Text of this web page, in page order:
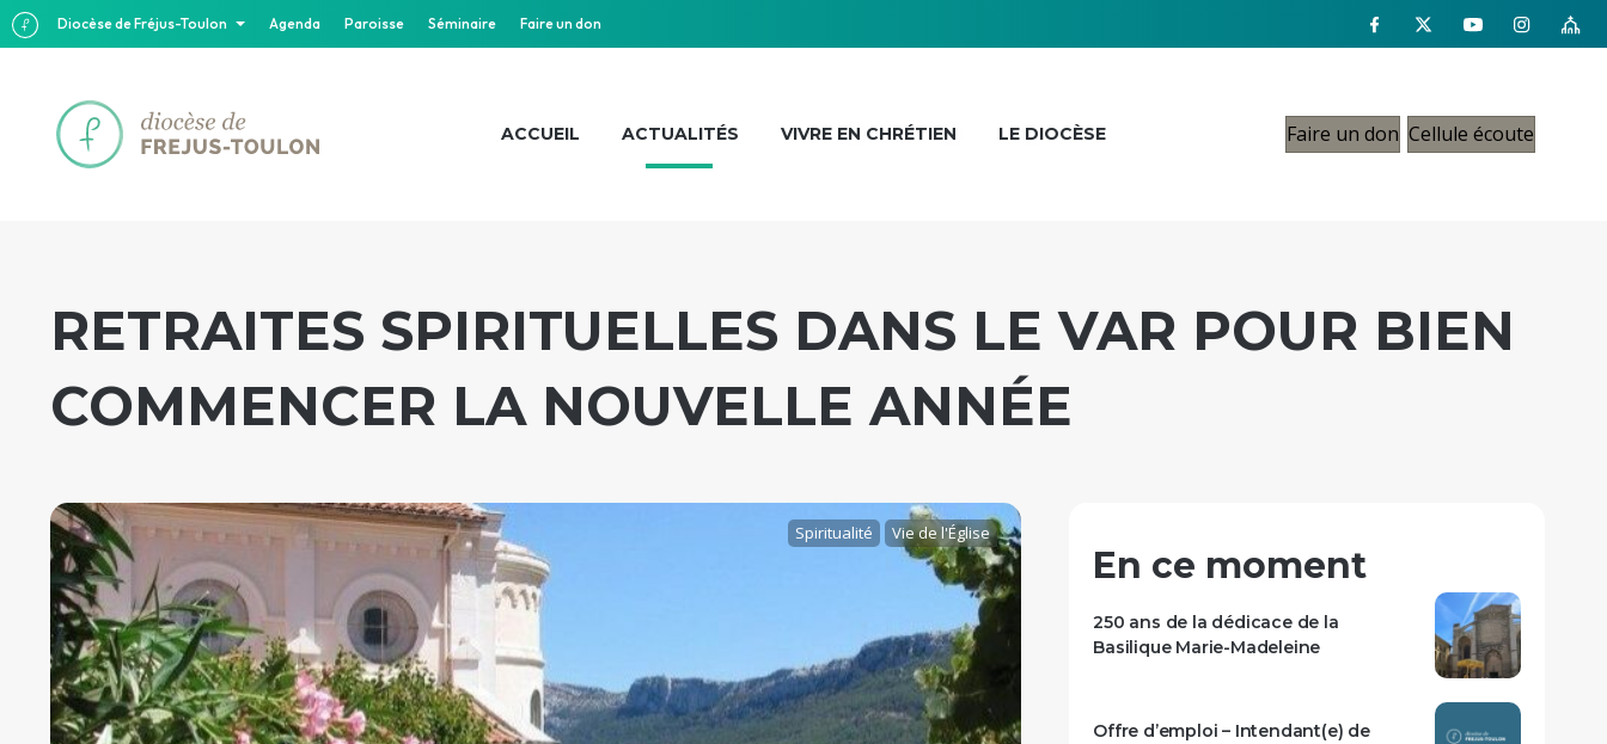
Diocèse de Fréjus-Toulon Agenda Paroisse Séminaire Faire un don
ACCUEIL ACTUALITÉS VIVRE EN CHRÉTIEN LE DIOCÈSE Faire un don Cellule écoute
RETRAITES SPIRITUELLES DANS LE VAR POUR BIEN
COMMENCER LA NOUVELLE ANNÉE
Spiritualité Vie de l'Église
En ce moment
250 ans de la dédicace de la
Basilique Marie-Madeleine
Offre d’emploi – Intendant(e) de